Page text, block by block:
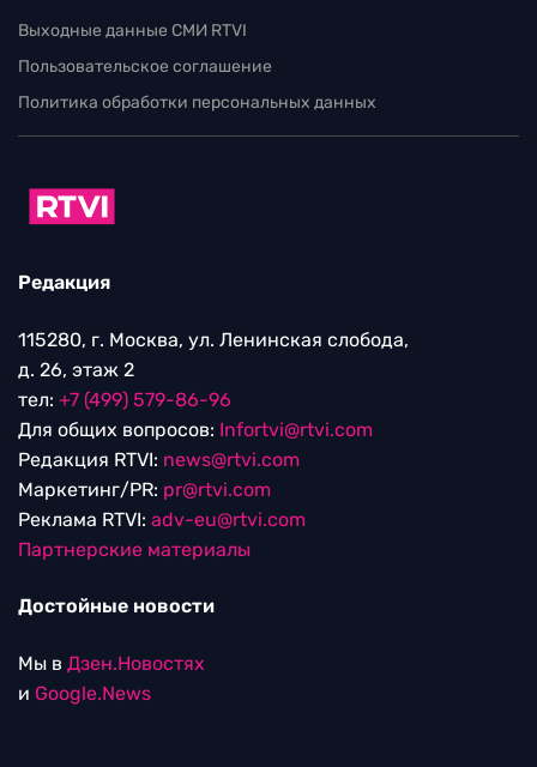
Выходные данные СМИ RTVI
Пользовательское соглашение
Политика обработки персональных данных
Редакция
115280, г. Москва, ул. Ленинская слобода,
д. 26, этаж 2
тел: +7 (499) 579-86-96
Для общих вопросов: Infortvi@rtvi.com
Редакция RTVI: news@rtvi.com
Маркетинг/PR: pr@rtvi.com
Реклама RTVI: adv-eu@rtvi.com
Партнерские материалы
Достойные новости
Мы в Дзен.Новостях
и Google.News